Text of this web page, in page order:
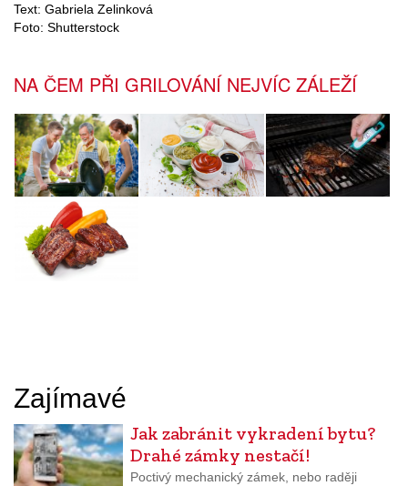
Text: Gabriela Zelinková
Foto: Shutterstock
NA ČEM PŘI GRILOVÁNÍ NEJVÍC ZÁLEŽÍ
Zajímavé
Jak zabránit vykradení bytu?
Drahé zámky nestačí!
Poctivý mechanický zámek, nebo raději